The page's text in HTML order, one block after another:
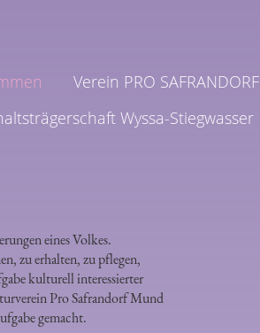
Verein PRO SAFRANDORF
Wyssa-Stiegwasser
eines Volkes.
zu erhalten, zu pflegen,
kulturell interessierter
Pro Safrandorf Mund
gemacht.